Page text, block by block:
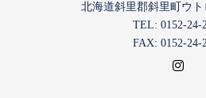
北海道斜里郡斜里町ウト
TEL: 0152-24-
FAX: 0152-24-